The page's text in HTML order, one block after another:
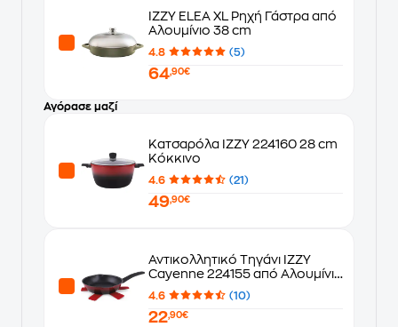
IZZY ELEA XL Ρηχή Γάστρα από
Αλουμίνιο 38 cm
4.8 (5)
64,90€
Αγόρασε μαζί
Κατσαρόλα IZZY 224160 28 cm
Κόκκινο
4.6 (21)
49,90€
Αντικολλητικό Τηγάνι IZZY
Cayenne 224155 από Αλουμίνιο
24 cm
4.6 (10)
22,90€